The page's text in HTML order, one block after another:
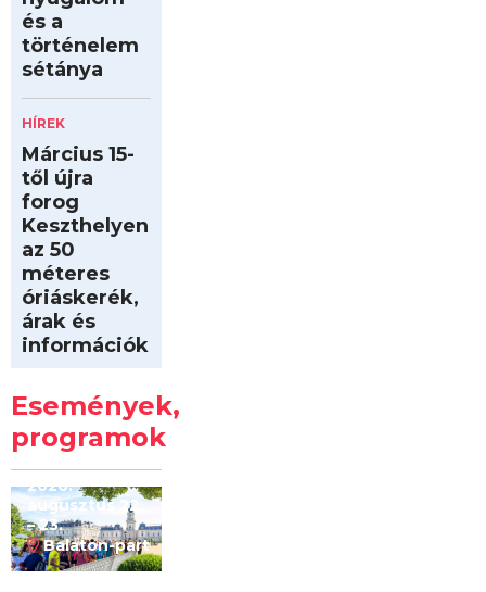
és a
történelem
sétánya
HÍREK
Március 15-
től újra
forog
Keszthelyen
az 50
méteres
óriáskerék,
árak és
információk
Események,
programok
Kilóméterek
2026
2026.
augusztus 22
– 23.
Balaton-part